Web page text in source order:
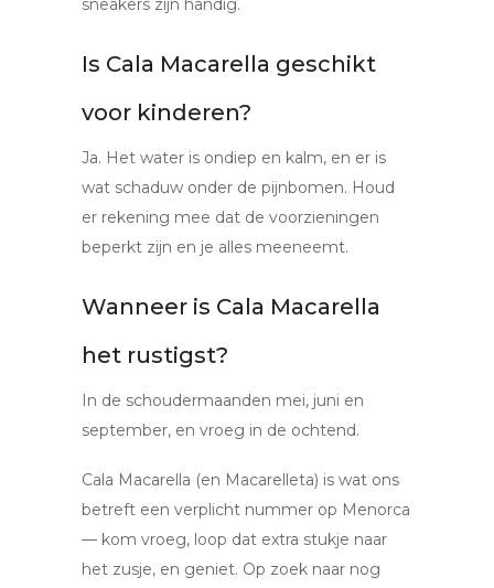
sneakers zijn handig.
Is Cala Macarella geschikt
voor kinderen?
Ja. Het water is ondiep en kalm, en er is
wat schaduw onder de pijnbomen. Houd
er rekening mee dat de voorzieningen
beperkt zijn en je alles meeneemt.
Wanneer is Cala Macarella
het rustigst?
In de schoudermaanden mei, juni en
september, en vroeg in de ochtend.
Cala Macarella (en Macarelleta) is wat ons
betreft een verplicht nummer op Menorca
— kom vroeg, loop dat extra stukje naar
het zusje, en geniet. Op zoek naar nog